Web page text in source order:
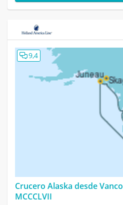
9,4
Crucero Alaska desde
MCCCLVII